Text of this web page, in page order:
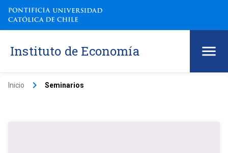
Instituto de Economía
Inicio keyboard_arrow_right Seminarios